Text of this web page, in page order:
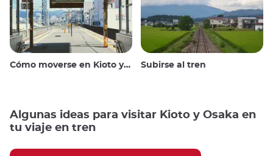
Cómo moverse en Kioto y alrededores Subirse al tren
Algunas ideas para visitar Kioto y Osaka en
tu viaje en tren